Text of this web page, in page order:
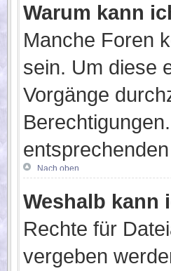
Warum kann
Manche Foren
sein. Um diese
Vorgänge
Nach oben
Weshalb kann
Rechte für
vergeben